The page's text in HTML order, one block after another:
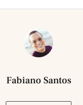
Fabiano Santos